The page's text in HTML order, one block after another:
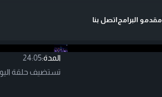
مقدمو البرامجاتصل بنا
المدة:24:05
تستضيف حلقة